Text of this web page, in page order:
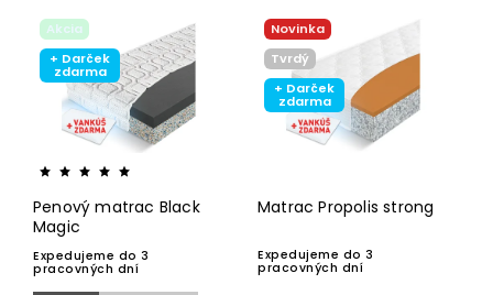
Najdrahšie
Najpredávanejšie
Abecedne
Akcia
+ Darček
zdarma
Penový matrac Black
Magic
Expedujeme do 3
pracovných dní
Novinka
Tvrdý
+ Darček
zdarma
Matrac Propolis strong
Expedujeme do 3
pracovných dní